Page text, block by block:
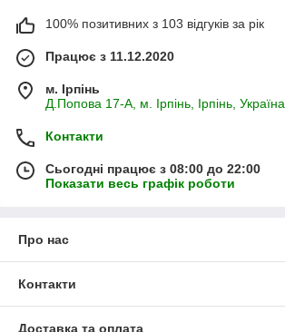
100% позитивних з 103 відгуків за рік
Працює з 11.12.2020
м. Ірпінь
Д.Попова 17-А, м. Ірпінь, Ірпінь, Україна
Контакти
Сьогодні працює з 08:00 до 22:00
Показати весь графік роботи
Про нас
Контакти
Доставка та оплата